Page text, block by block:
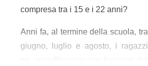
compresa tra i 15 e i 22 anni?
Anni fa, al termine della scuola, tra
giugno, luglio e agosto, i ragazzi